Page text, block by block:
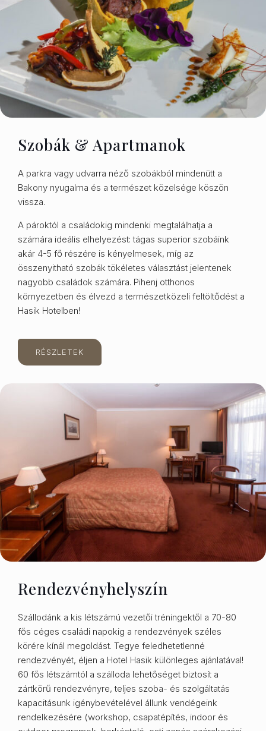
Szobák & Apartmanok
A parkra vagy udvarra néző szobákból mindenütt a
Bakony nyugalma és a természet közelsége köszön
vissza.
A pároktól a családokig mindenki megtalálhatja a
számára ideális elhelyezést: tágas superior szobáink
akár 4-5 fő részére is kényelmesek, míg az
összenyitható szobák tökéletes választást jelentenek
nagyobb családok számára. Pihenj otthonos
környezetben és élvezd a természetközeli feltöltődést a
Hasik Hotelben!
RÉSZLETEK
Rendezvényhelyszín
Szállodánk a kis létszámú vezetői tréningektől a 70-80
fős céges családi napokig a rendezvények széles
körére kínál megoldást. Tegye feledhetetlenné
rendezvényét, éljen a Hotel Hasik különleges ajánlatával!
60 fős létszámtól a szálloda lehetőséget biztosít a
zártkörű rendezvényre, teljes szoba- és szolgáltatás
kapacitásunk igénybevételével állunk vendégeink
rendelkezésére (workshop, csapatépítés, indoor és